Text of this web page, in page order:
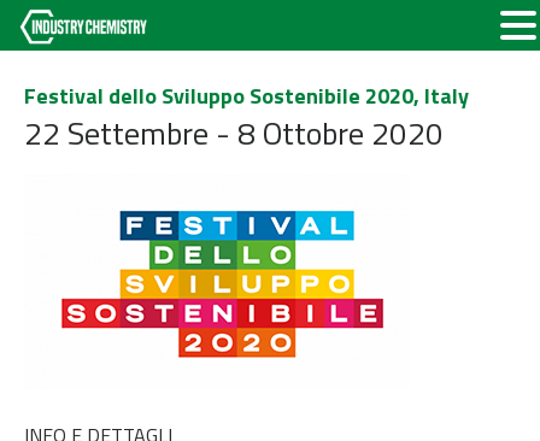
Festival dello Sviluppo Sostenibile 2020, Italy
22 Settembre - 8 Ottobre 2020
INFO E DETTAGLI